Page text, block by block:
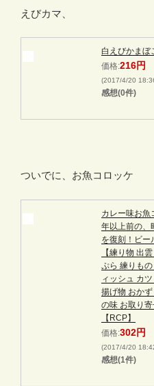
えびカマ、
白えびかまぼ
価格:216円
(2017/4/20
感想(0件)
ついでに、お魚コロッケ
カレー味お魚
年以上前の、
を復刻！ビー
【練り物 出
ぷら 練りも
ィッシュ カ
揚げ物 おか
の味 お取り寄
【RCP】
価格:302円
(2017/4/20
感想(1件)